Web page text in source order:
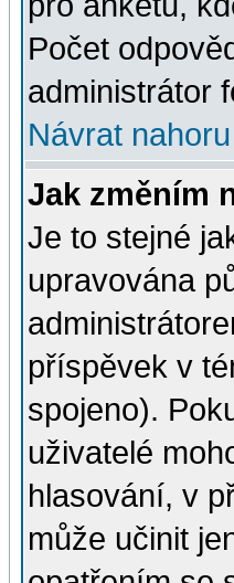
Počet
administrátor
Návrat nahoru
Jak změním
Je to stejné
upravována
příspěvek v
spojeno).
uživatelé
hlasování, v
může učinit